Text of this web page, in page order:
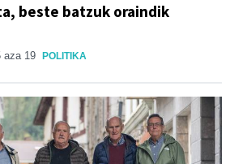
beste batzuk oraindik
aza 19 POLITIKA